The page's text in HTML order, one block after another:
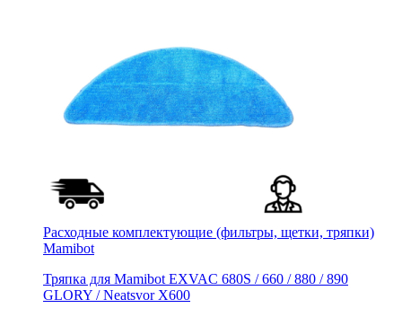
Расходные комплектующие (фильтры, щетки, тряпки)
Mamibot
Тряпка для Mamibot EXVAC 680S / 660 / 880 / 890
GLORY / Neatsvor X600